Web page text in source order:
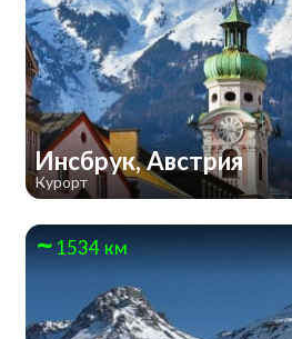
Инсбрук, Австрия
Курорт
1534 км